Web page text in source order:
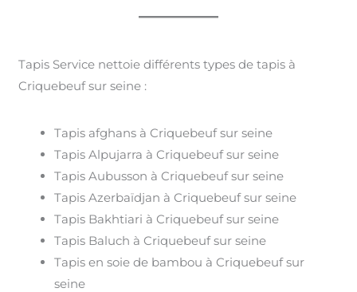
Tapis Service nettoie différents types de tapis à
Criquebeuf sur seine :
Tapis afghans à Criquebeuf sur seine
Tapis Alpujarra à Criquebeuf sur seine
Tapis Aubusson à Criquebeuf sur seine
Tapis Azerbaïdjan à Criquebeuf sur seine
Tapis Bakhtiari à Criquebeuf sur seine
Tapis Baluch à Criquebeuf sur seine
Tapis en soie de bambou à Criquebeuf sur
seine